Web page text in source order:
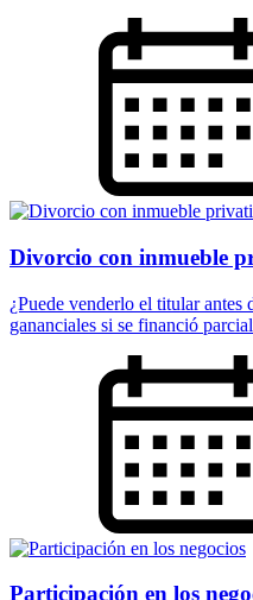
Divorcio con inmueble
¿Puede venderlo el titular antes
gananciales si se financió
Participación en los